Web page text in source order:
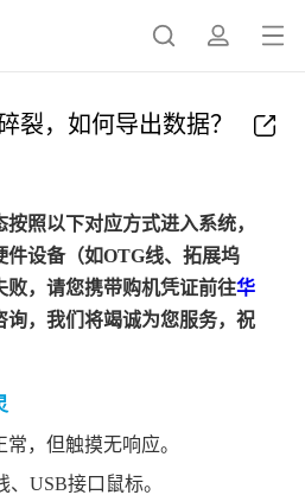
搜
简
打
单
裂，如何导出数据？
照以下对应方式进入系统，
件设备（如OTG线、拓展坞
败，请您携带购机凭证前往华
询，我们将竭诚为您服务，祝
常，但触摸无响应。
、USB接口鼠标。